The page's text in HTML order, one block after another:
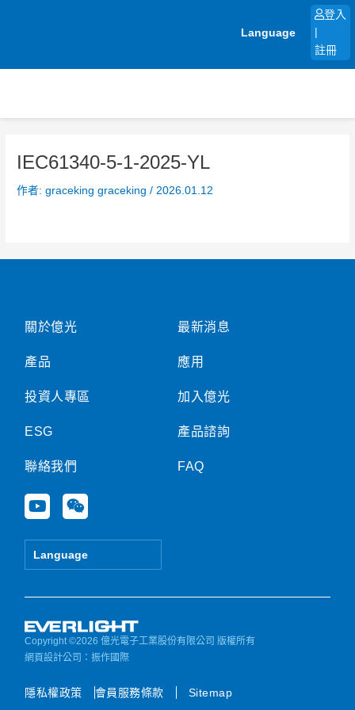
Language
登入
註冊
IEC61340-5-1-2025-YL
作者:graceking graceking/ 2026.01.12
關於億光
產品
投資人專區
ESG
聯絡我們
Y
o
u
e
W
e
i
Language
最新消息
應用
加入億光
產品諮詢
FAQ
Copyright ©2026 億光電子工業股份有限公司 版權所有
網頁設計公司 ：振作國際
隱私權政策 會員服務條款 Sitemap